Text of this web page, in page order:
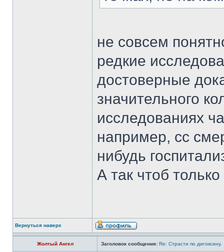
не совсем
редкие
достоверные
значительного
исследованиях
например, сс
нибудь
А так чтоб
Вернуться наверх
Жолтый Ангел Заголовок сообщения: Re: Страсти по дигоксину.